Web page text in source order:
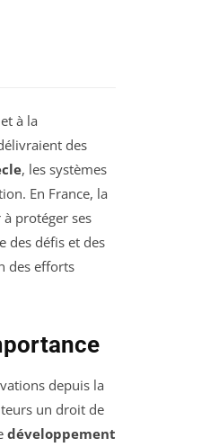
et à la
des
, les systèmes
En France, la
protéger ses
des défis et des
des efforts
depuis la
un droit de
développement